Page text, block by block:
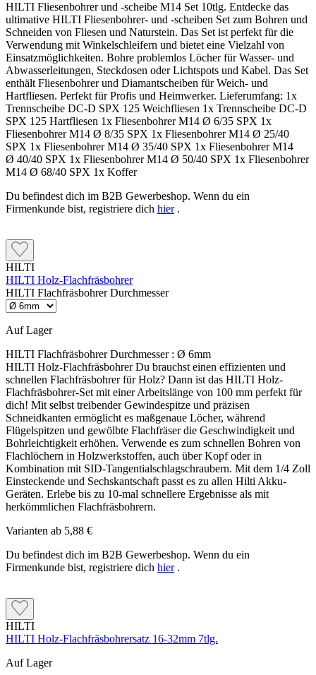
HILTI Fliesenbohrer und -scheibe M14 Set 10tlg. Entdecke das
ultimative HILTI Fliesenbohrer- und -scheiben Set zum Bohren und
Schneiden von Fliesen und Naturstein. Das Set ist perfekt für die
Verwendung mit Winkelschleifern und bietet eine Vielzahl von
Einsatzmöglichkeiten. Bohre problemlos Löcher für Wasser- und
Abwasserleitungen, Steckdosen oder Lichtspots und Kabel. Das Set
enthält Fliesenbohrer und Diamantscheiben für Weich- und
Hartfliesen. Perfekt für Profis und Heimwerker. Lieferumfang: 1x
Trennscheibe DC-D SPX 125 Weichfliesen 1x Trennscheibe DC-D
SPX 125 Hartfliesen 1x Fliesenbohrer M14 Ø 6/35 SPX 1x
Fliesenbohrer M14 Ø 8/35 SPX 1x Fliesenbohrer M14 Ø 25/40
SPX 1x Fliesenbohrer M14 Ø 35/40 SPX 1x Fliesenbohrer M14
Ø 40/40 SPX 1x Fliesenbohrer M14 Ø 50/40 SPX 1x Fliesenbohrer
M14 Ø 68/40 SPX 1x Koffer
Du befindest dich im B2B Gewerbeshop. Wenn du ein
Firmenkunde bist, registriere dich hier.
HILTI
HILTI Holz-Flachfräsbohrer
HILTI Flachfräsbohrer Durchmesser
Auf Lager
HILTI Flachfräsbohrer Durchmesser : Ø 6mm
HILTI Holz-Flachfräsbohrer Du brauchst einen effizienten und
schnellen Flachfräsbohrer für Holz? Dann ist das HILTI Holz-
Flachfräsbohrer-Set mit einer Arbeitslänge von 100 mm perfekt für
dich! Mit selbst treibender Gewindespitze und präzisen
Schneidkanten ermöglicht es maßgenaue Löcher, während
Flügelspitzen und gewölbte Flachfräser die Geschwindigkeit und
Bohrleichtigkeit erhöhen. Verwende es zum schnellen Bohren von
Flachlöchern in Holzwerkstoffen, auch über Kopf oder in
Kombination mit SID-Tangentialschlagschraubern. Mit dem 1/4 Zoll
Einsteckende und Sechskantschaft passt es zu allen Hilti Akku-
Geräten. Erlebe bis zu 10-mal schnellere Ergebnisse als mit
herkömmlichen Flachfräsbohrern.
Varianten ab 5,88 €
Du befindest dich im B2B Gewerbeshop. Wenn du ein
Firmenkunde bist, registriere dich hier.
HILTI
HILTI Holz-Flachfräsbohrersatz 16-32mm 7tlg.
Auf Lager